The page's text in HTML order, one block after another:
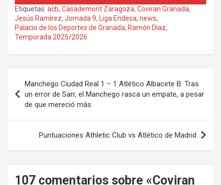
Etiquetas: acb, Casademont Zaragoza, Coviran Granada,
Jesús Ramírez, Jornada 9, Liga Endesa, news,
Palacio de los Deportes de Granada, Ramón Díaz,
Temporada 2025/2026
de
entradas
Manchego Ciudad Real 1 – 1 Atlético Albacete B: Tras
un error de Sarr, el Manchego rasca un empate, a pesar
de que mereció más
Puntuaciones Athletic Club vs Atlético de Madrid
107 comentarios sobre «Coviran